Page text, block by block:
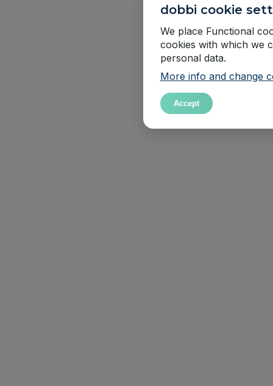
dobbi cookie
We place Functional
cookies with which we
personal data.
More info and change
Accept